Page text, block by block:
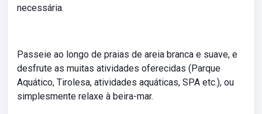
necessária.
Passeie ao longo de praias de areia branca e suave, e
desfrute as muitas atividades oferecidas (Parque
Aquático, Tirolesa, atividades aquáticas, SPA etc.), ou
simplesmente relaxe à beira-mar.